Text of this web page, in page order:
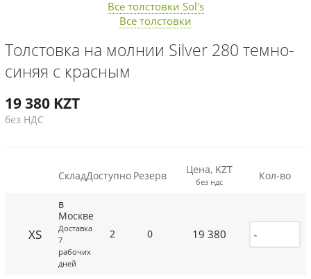
Все толстовки Sol's
Все толстовки
Толстовка на молнии Silver 280 темно-
синяя с красным
19 380 KZT
без НДС
СкладДоступно Резерв Цена, KZT
без ндс Кол-во
XS
в
Москве
Доставка
7
рабочих
дней
2 0 19 380